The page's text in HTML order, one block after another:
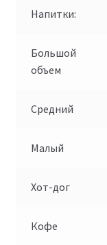
Напитки:
Большой
объем
Средний
Малый
Хот-дог
Кофе